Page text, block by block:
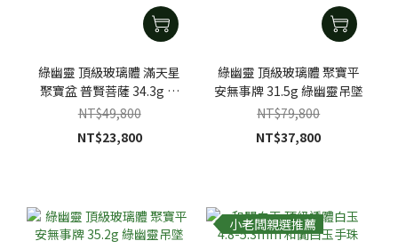
綠幽靈 頂級玻璃體 滿天星
聚寶盆 普賢菩薩 34.3g 綠
幽靈吊墜
NT$49,800
NT$23,800
綠幽靈 頂級玻璃體 聚寶平
安無事牌 31.5g 綠幽靈吊墜
NT$79,800
NT$37,800
小老闆親選推薦